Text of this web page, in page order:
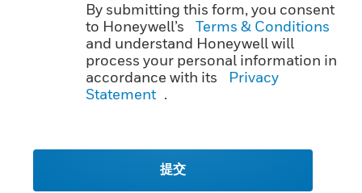
By submitting this form, you consent
to Honeywell’s
Terms & Conditions
and understand Honeywell will
process your personal information in
accordance with its
Privacy
Statement .
提交